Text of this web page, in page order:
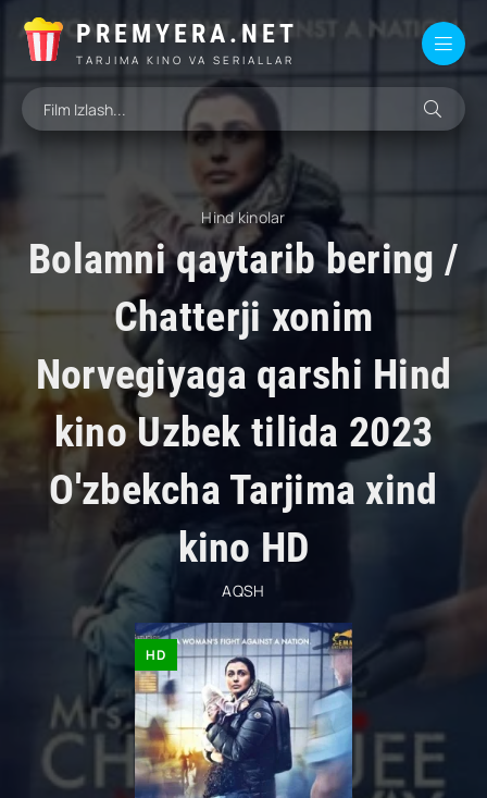
PREMYERA.NET
TARJIMA KINO VA SERIALLAR
Hind kinolar
Bolamni qaytarib bering /
Chatterji xonim
Norvegiyaga qarshi Hind
kino Uzbek tilida 2023
O'zbekcha Tarjima xind
kino HD
AQSH
HD